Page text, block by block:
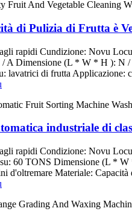
di Pulizia di Frutta è
rapidi Cundizione: Novu
/ A Dimensione (L * W * H ): N
lavatrici di frutta Applicazione:
industriale di
rapidi Condizione: Novu
60 TONS Dimensione (L *
d'oltremare Materiale: